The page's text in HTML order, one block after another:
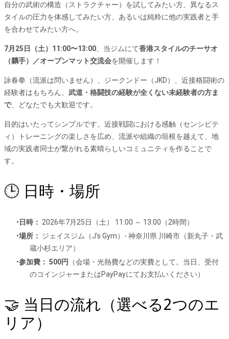
自分の武術の構造（ストラクチャー）を試してみたい方、異なるス
タイルの圧力を体感してみたい方、あるいは純粋に他の実践者と手
を合わせてみたい方へ。
7月25日（土）11:00〜13:00 、当ジムにて香港スタイルのチーサオ
（黐手）／オープンマット交流会を開催します！
詠春拳（流派は問いません）、ジークンドー（JKD）、近接格闘術の
経験者はもちろん、 武道・格闘技の経験が全くない未経験者の方ま
で、どなたでも大歓迎です。
目的はいたってシンプルです。近接戦闘における感触（センシビテ
ィ）トレーニングの楽しさを広め、流派や組織の垣根を越えて、地
域の実践者同士が繋がれる素晴らしいコミュニティを作ることで
す。
🕒 日時・場所
日時： 2026年7月25日（土） 11:00 ～ 13:00（2時間）
場所： ジェイスジム（J's Gym）- 神奈川県 川崎市（新丸子・武
蔵小杉エリア）
参加費： 500円
（会場・光熱費などの実費として。当日、受付
のコインジャーまたはPayPayにてお支払いください）
🤝 当日の流れ（選べる2つのエ
リア）